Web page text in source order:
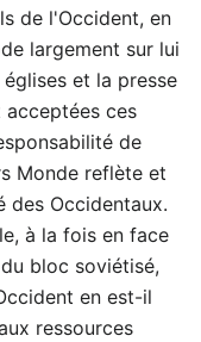
de l'Occident, en
largement sur lui
et la presse
ces
de
Monde reflète et
des Occidentaux.
à la fois en face
bloc soviétisé,
en est-il
ressources